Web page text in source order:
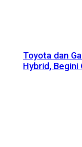
Toyota dan
Hybrid,